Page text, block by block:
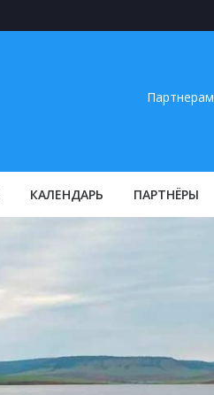
Партнерам
КАЛЕНДАРЬ ПАРТНЁРЫ